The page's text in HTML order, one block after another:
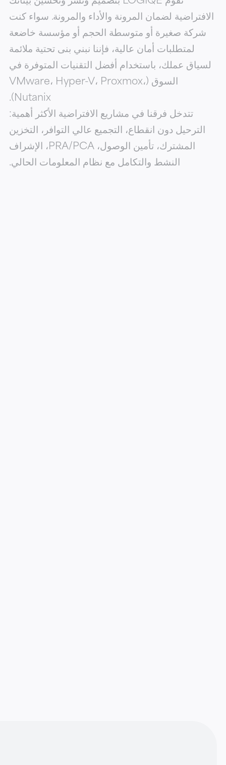
الافتراضية لضمان المرونة والأداء والمرونة. سواء كنت
شركة صغيرة أو متوسطة الحجم أو مؤسسة خاضعة
لمتطلبات أمان عالية، فإننا نبني بنى تحتية ملائمة
لسياق عملك، باستخدام أفضل التقنيات المتوفرة في
السوق (VMware، Hyper-V، Proxmox،
Nutanix).
تتدخل فرقنا في مشاريع الافتراضية الأكثر أهمية:
الترحيل دون انقطاع، التجميع عالي التوافر، التخزين
المشترك، تأمين الوصول، PRA/PCA، الإشراف
النشط والتكامل مع نظام المعلومات الحالي.